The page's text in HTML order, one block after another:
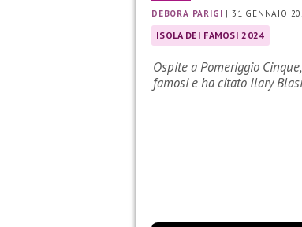
DEBORA PARIGI | 31 GENNAIO
ISOLA DEI FAMOSI 2024
Ospite a Pomeriggio
famosi e ha citato Ilary Blasi